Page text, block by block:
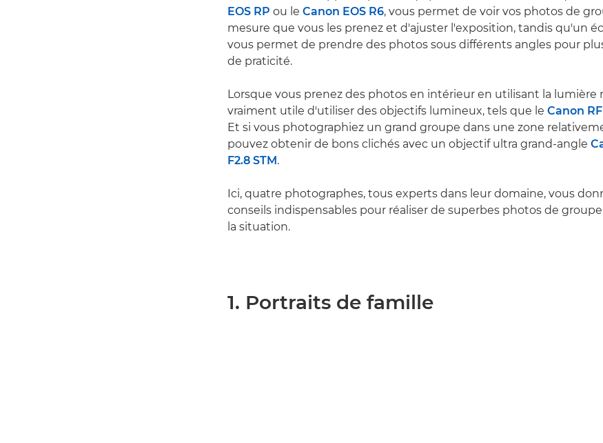
EOS RP ou le Canon EOS R6, vous permet de voir vos photos de
mesure que vous les prenez et d'ajuster l'exposition, tandis qu'un
vous permet de prendre des photos sous différents angles pour
de praticité.
Lorsque vous prenez des photos en intérieur en utilisant la lumière
vraiment utile d'utiliser des objectifs lumineux, tels que le Canon
Et si vous photographiez un grand groupe dans une zone
pouvez obtenir de bons clichés avec un objectif ultra grand-angle
F2.8 STM.
Ici, quatre photographes, tous experts dans leur domaine, vous
conseils indispensables pour réaliser de superbes photos de
la situation.
1. Portraits de famille